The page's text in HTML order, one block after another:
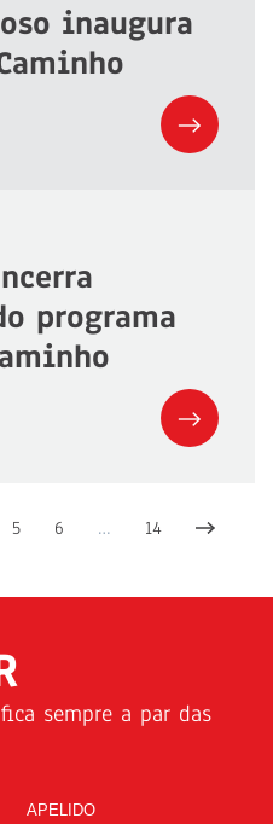
inaugura
programa
5 6 … 14
sempre a par das